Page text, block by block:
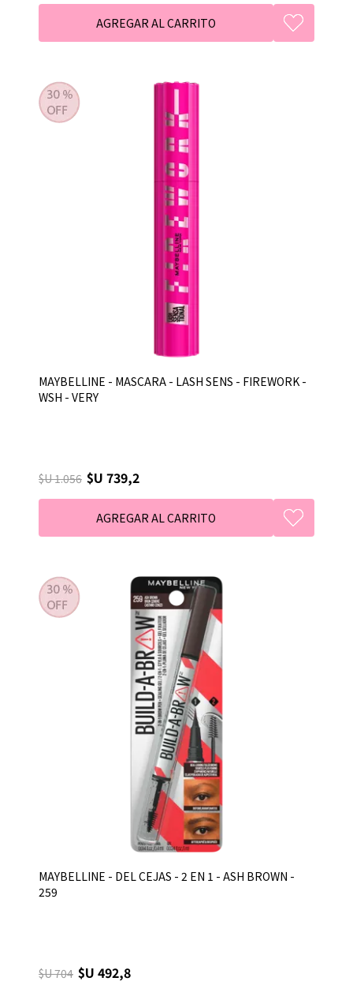
MAYBELLINE - MASCARA - LASH SENS - FIREWORK -
WSH - VERY
$U 1.056 $U 739,2
MAYBELLINE - DEL CEJAS - 2 EN 1 - ASH BROWN -
259
$U 704 $U 492,8